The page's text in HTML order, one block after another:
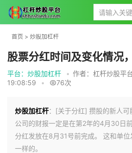
首页 > 炒股加杠杆
股票分红时间及变化情况
平台：炒股加杠杆 • 作者：杠杆炒股平
19:08:59
• 76次
炒股加杠杆：[关于分红] 攒股的新人
公司的财报一定是在第2年的4月30日
分红发放在8月31号前完成。 这和单
一样的。